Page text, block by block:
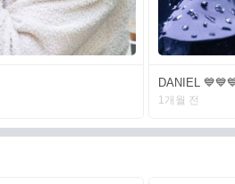
DANIEL
1개월 전